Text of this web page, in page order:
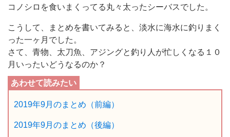
コノシロを食いまくってる丸々太ったシーバスでした。
こうして、まとめを書いてみると、淡水に海水に釣りまく
った一ヶ月でした。
さて、青物、太刀魚、アジングと釣り人が忙しくなる１０
月いったいどうなるのか？
2019年9月のまとめ（前編）
2019年9月のまとめ（後編）